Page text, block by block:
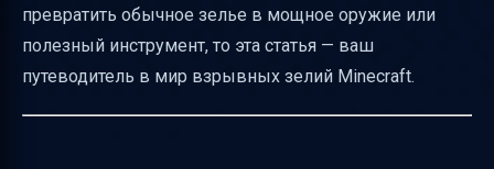
Влияние на мобов и игроков
Практические применения взрывных зелий
превратить обычное зелье в мощное оружие или
полезный инструмент, то эта статья — ваш
путеводитель в мир взрывных зелий Minecraft.